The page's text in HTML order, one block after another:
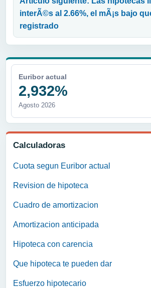
Euribor actual
2,932%
Agosto 2026
Calculadoras
Cuota segun Euribor actual
Revision de hipoteca
Cuadro de amortizacion
Amortizacion anticipada
Hipoteca con carencia
Que hipoteca te pueden dar
Esfuerzo hipotecario
interÃ©s al 2.66%, el mÃ¡s bajo
registrado